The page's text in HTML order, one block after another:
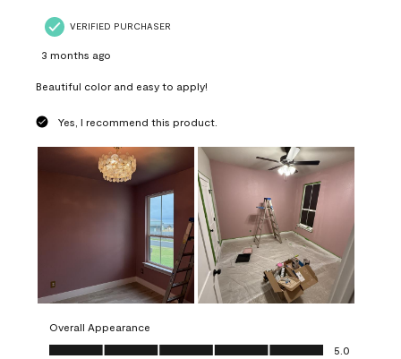
VERIFIED PURCHASER
3 months ago
Beautiful color and easy to apply!
Yes, I recommend this product.
Overall Appearance
Overall Appearance, 5.0 out of 5
5.0